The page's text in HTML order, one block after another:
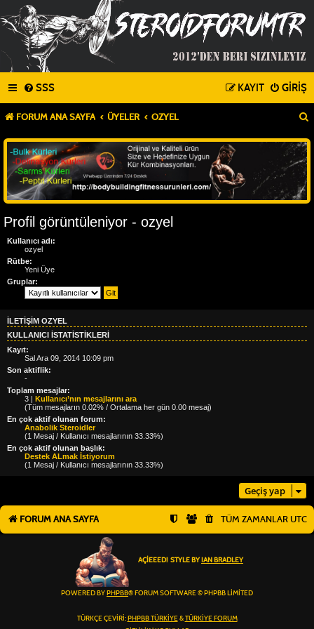
SSS GIRIŞ
KAYIT
FORUM ANA SAYFA ÜYELER OZYEL
Profil görüntüleniyor - ozyel
Kullanıcı adı:
ozyel
Rütbe:
Yeni Üye
Gruplar:
İLETIŞIM OZYEL
KULLANICI ISTATISTIKLERI
Kayıt:
Sal Ara 09, 2014 10:09 pm
Son aktiflik:
-
Toplam mesajlar:
3 | Kullanıcı’nın mesajlarını ara
(Tüm mesajların 0.02% / Ortalama her gün 0.00 mesaj)
En çok aktif olunan forum:
Anabolik Steroidler
(1 Mesaj / Kullanıcı mesajlarının 33.33%)
En çok aktif olunan başlık:
Destek ALmak İstiyorum
(1 Mesaj / Kullanıcı mesajlarının 33.33%)
Geçiş yap
FORUM ANA SAYFA TÜM ZAMANLAR UTC
AÇIEEED! STYLE BY IAN BRADLEY
POWERED BY PHPBB® FORUM SOFTWARE © PHPBB LIMITED
TÜRKÇE ÇEVIRI: PHPBB TÜRKIYE& TÜRKIYE FORUM